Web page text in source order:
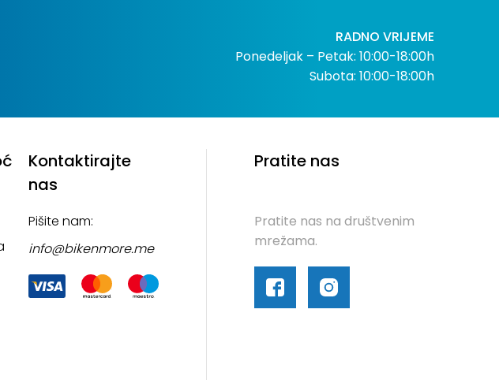
RADNO VRIJEME
Ponedeljak – Petak: 10:00-18:00h
Subota: 10:00-18:00h
Kontaktirajte
nas
Pišite nam:
info@bikenmore.me
Pratite nas
Pratite nas na društvenim
mrežama.